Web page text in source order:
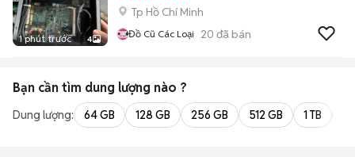
1 phút trước 4
Tp Hồ Chí Minh
Đồ Cũ Các Loại 20 đã bán
Bạn cần tìm dung lượng nào ?
Dung lượng: 64 GB 128 GB 256 GB 512 GB 1 TB